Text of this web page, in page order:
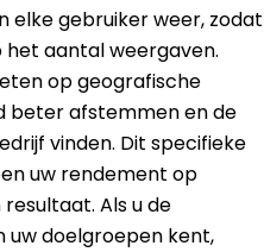
elke gebruiker weer, zodat
aantal weergaven.
op geografische
beter afstemmen en de
vinden. Dit specifieke
uw rendement op
resultaat. Als u de
uw doelgroepen kent,